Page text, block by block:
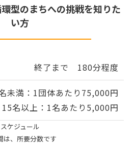
型のまちへの挑戦を知りた
い方
終了まで 180分程度
未満：1団体あたり75,000円
15名以上：1名あたり5,000円
スケジュール
は、所要分数です